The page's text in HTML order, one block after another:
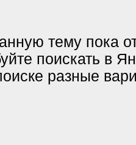
тему пока
поискать в
разные